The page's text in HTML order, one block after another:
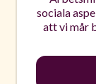
sociala
att vi mår